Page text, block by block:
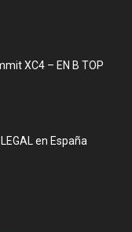
XC4 – EN B TOP
en España